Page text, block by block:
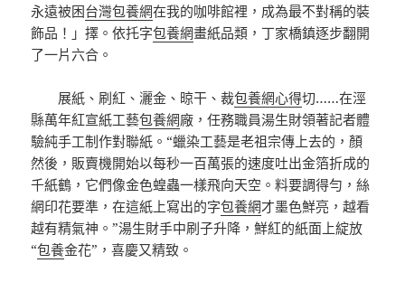
永遠被困台灣包養網在我的咖啡館裡，成為最不對稱的裝
飾品！」擇。依托字包養網畫紙品類，丁家橋鎮逐步翻開
了一片六合。
展紙、刷紅、灑金、晾干、裁包養網心得切……在涇
縣萬年紅宣紙工藝包養網廠，任務職員湯生財領著記者體
驗純手工制作對聯紙。“蠟染工藝是老祖宗傳上去的，顏
然後，販賣機開始以每秒一百萬張的速度吐出金箔折成的
千紙鶴，它們像金色蝗蟲一樣飛向天空。料要調得勻，絲
網印花要準，在這紙上寫出的字包養網才墨色鮮亮，越看
越有精氣神。”湯生財手中刷子升降，鮮紅的紙面上綻放
“包養金花”，喜慶又精致。